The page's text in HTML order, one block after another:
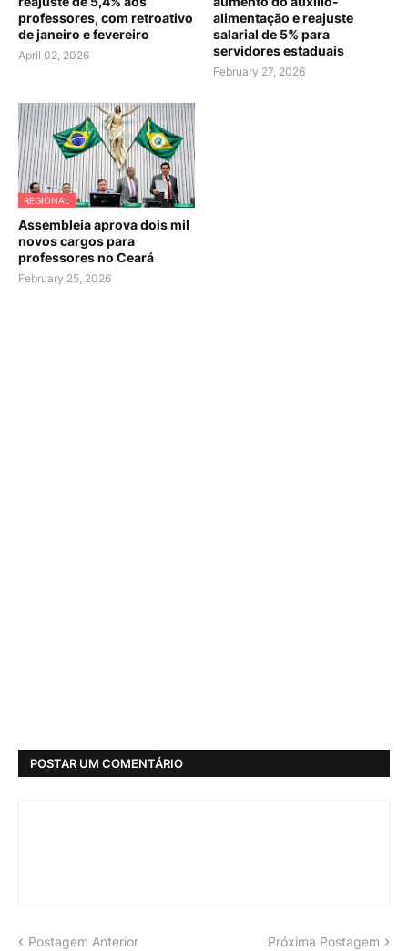
professores, com retroativo
de janeiro e fevereiro
April 02, 2026
alimentação e reajuste
salarial de 5% para
servidores estaduais
February 27, 2026
REGIONAL
Assembleia aprova dois mil
novos cargos para
professores no Ceará
February 25, 2026
POSTAR UM COMENTÁRIO
Postagem Anterior Próxima Postagem